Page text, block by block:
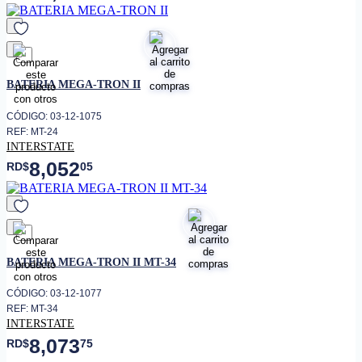
favorito
BATERIA MEGA-TRON II
CÓDIGO: 03-12-1075
REF: MT-24
INTERSTATE
RD$8,05205
favorito
BATERIA MEGA-TRON II MT-34
CÓDIGO: 03-12-1077
REF: MT-34
INTERSTATE
RD$8,07375